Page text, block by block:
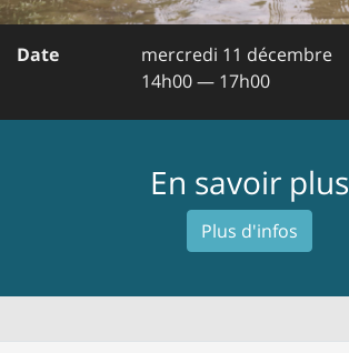
Date
mercredi 11 décembre
14h00 — 17h00
En savoir plus
Plus d'infos